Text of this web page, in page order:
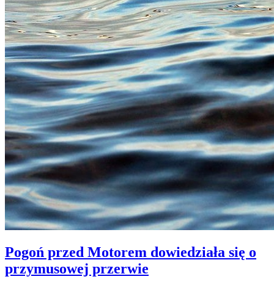
Pogoń przed Motorem dowiedziała się o
przymusowej przerwie